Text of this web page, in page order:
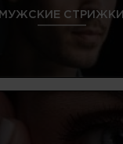
МУЖСКИЕ СТРИЖКИ